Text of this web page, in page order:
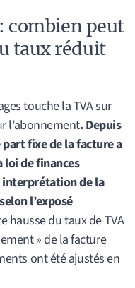
combien peut
taux réduit
touche la TVA sur
l’abonnement. Depuis
fixe de la facture a
loi de finances
interprétation de la
l’exposé
hausse du taux de TVA
» de la facture
ont été ajustés en